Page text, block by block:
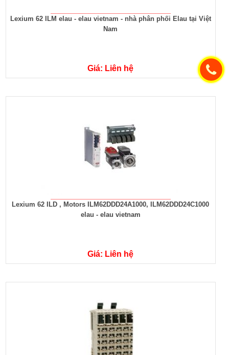
Lexium 62 ILM elau - elau vietnam - nhà phân phối Elau tại Việt
Nam
Giá: Liên hệ
Lexium 62 ILD , Motors ILM62DDD24A1000, ILM62DDD24C1000
elau - elau vietnam
Giá: Liên hệ